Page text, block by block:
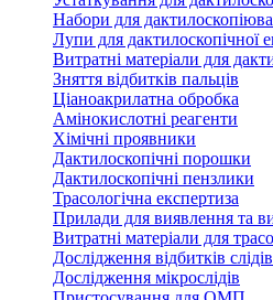
Набори для
Лупи для дактилоскопічної
Витратні матеріали для
Зняття відбитків пальців
Ціаноакрилатна обробка
Амінокислотні реагенти
Хімічні проявники
Дактилоскопічні порошки
Дактилоскопічні пензлики
Трасологічна експертиза
Прилади для виявлення та
Витратні матеріали для
Дослідження відбитків
Дослідження мікрослідів